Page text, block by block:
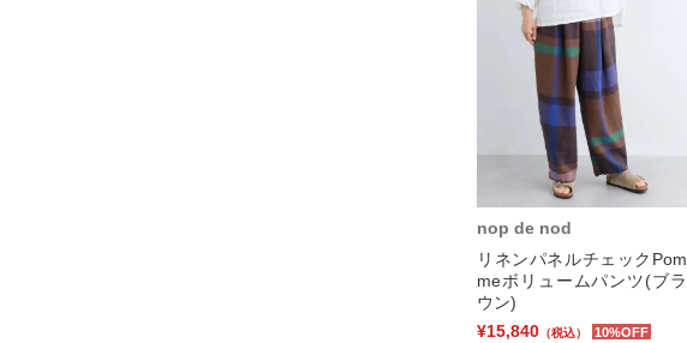
nop de nod
リネンパネルチェックPom
meボリュームパンツ(ブラ
ウン)
¥15,840 （税込） 10%OFF